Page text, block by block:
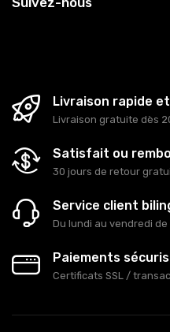
Livraison rapide
Livraison gratuite dès
Satisfait ou
30 jours de retour
Service client
Du lundi au vendredi de
Paiements
Certificats SSL /